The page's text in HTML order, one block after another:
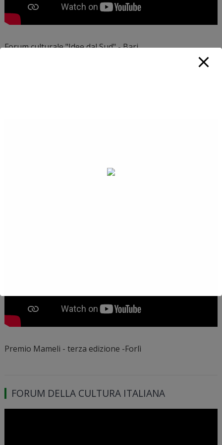
Forum culturale "Idee dal Sud" - Bari
Premio Mameli - terza edizione -Forlì
FORUM DELLA CULTURA ITALIANA